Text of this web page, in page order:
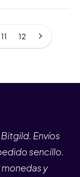
11 12
Envíos
sencillo.
y